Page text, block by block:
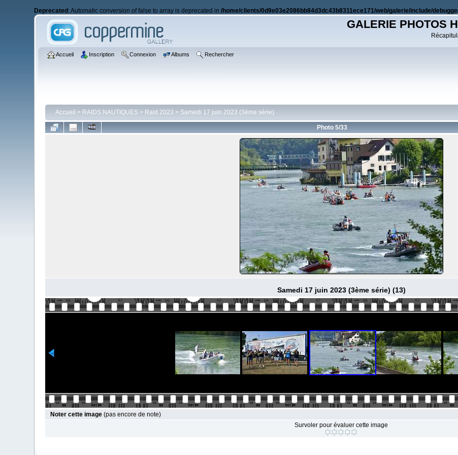
Deprecated : Automatic conversion of false to array is deprecated in/home/clients/0d9e03e2086bb84d3dc43b8311ece171/web/galerie/include/
GALERIE PHOTOS
Accueil Inscription Connexion Albums Rechercher
Accueil > RAIDS NAUTIQUES> Raid 2023 > Samedi 17 juin 2023 (3éme série)
Photo 5/33
Samedi 17 juin 2023 (3ème série) (13)
Noter cette image (pas encore de note)
Survoler pour évaluer cette image